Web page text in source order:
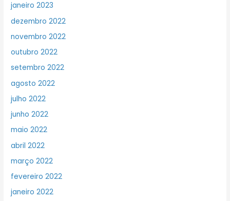
janeiro 2023
dezembro 2022
novembro 2022
outubro 2022
setembro 2022
agosto 2022
julho 2022
junho 2022
maio 2022
abril 2022
março 2022
fevereiro 2022
janeiro 2022